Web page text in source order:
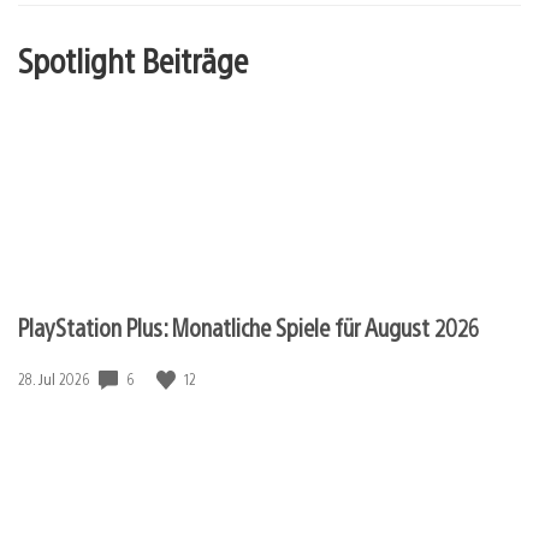
Spotlight Beiträge
PlayStation Plus: Monatliche Spiele für August 2026
Veröffentlichungsdatum:
28. Jul 2026 6 12